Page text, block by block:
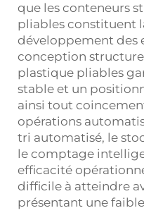
que les conteneurs
pliables constituent
développement des
conception
plastique pliables
stable et un
ainsi tout
opérations
tri automatisé, le
le comptage
efficacité
difficile à atteindre
présentant une